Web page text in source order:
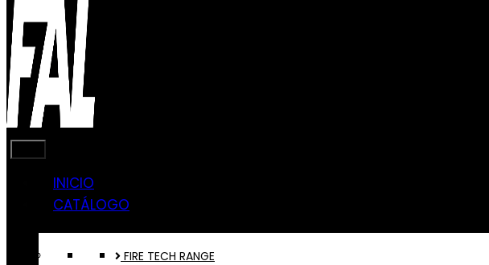
INICIO
CATÁLOGO
FIRE TECH RANGE